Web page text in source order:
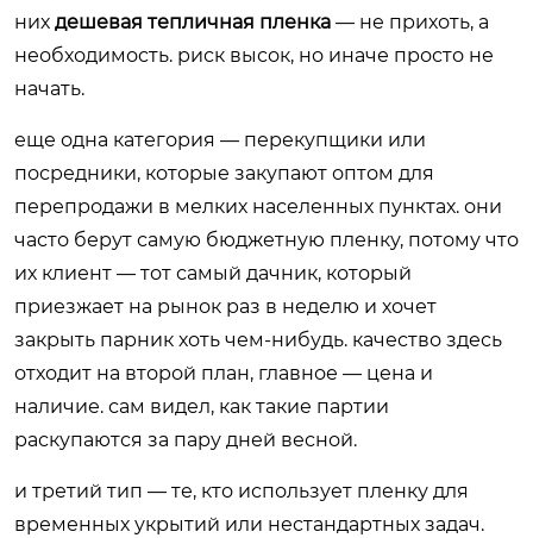
них дешевая тепличная пленка — не прихоть, а
необходимость. риск высок, но иначе просто не
начать.
еще одна категория — перекупщики или
посредники, которые закупают оптом для
перепродажи в мелких населенных пунктах. они
часто берут самую бюджетную пленку, потому что
их клиент — тот самый дачник, который
приезжает на рынок раз в неделю и хочет
закрыть парник хоть чем-нибудь. качество здесь
отходит на второй план, главное — цена и
наличие. сам видел, как такие партии
раскупаются за пару дней весной.
и третий тип — те, кто использует пленку для
временных укрытий или нестандартных задач.